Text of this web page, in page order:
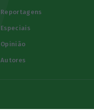
Reportagens
Especiais
Opinião
Autores